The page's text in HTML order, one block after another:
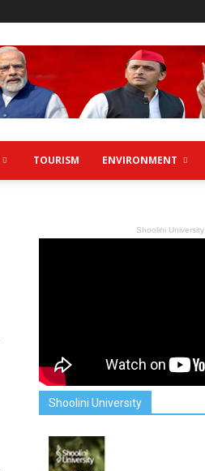
TOURISM ENVIRONMENT
Shoolini University
Shoolini University